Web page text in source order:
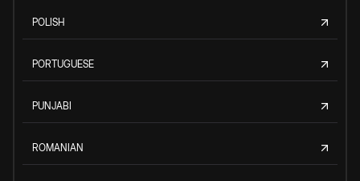
POLISH
PORTUGUESE
PUNJABI
ROMANIAN